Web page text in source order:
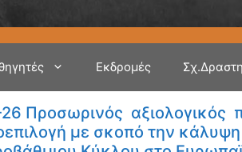
Εκδρομές
Προσωρινός αξιολογικός
με σκοπό την